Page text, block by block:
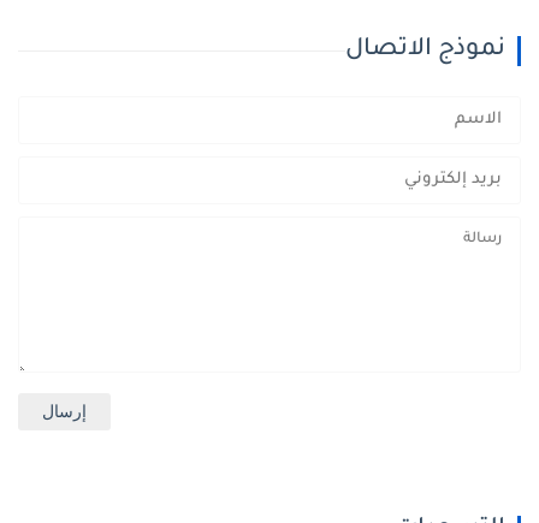
نموذج الاتصال